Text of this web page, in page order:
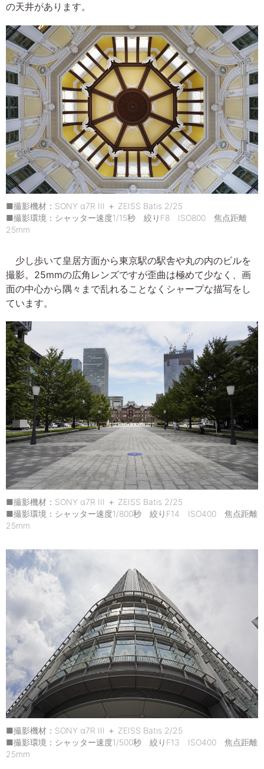
の天井があります。
■撮影機材：SONY α7R III ＋ ZEISS Batis 2/25
■撮影環境：シャッター速度1/15秒 絞りF8 ISO800 焦点距離
25mm
少し歩いて皇居方面から東京駅の駅舎や丸の内のビルを
撮影。25mmの広角レンズですが歪曲は極めて少なく、画
面の中心から隅々まで乱れることなくシャープな描写をし
ています。
■撮影機材：SONY α7R III ＋ ZEISS Batis 2/25
■撮影環境：シャッター速度1/800秒 絞りF14 ISO400 焦点距離
25mm
■撮影機材：SONY α7R III ＋ ZEISS Batis 2/25
■撮影環境：シャッター速度1/500秒 絞りF13 ISO400 焦点距離
25mm